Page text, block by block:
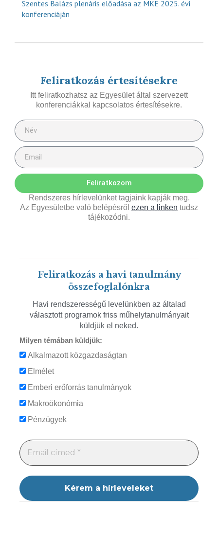
Szentes Balázs plenáris előadása az MKE 2025. évi
konferenciáján
Feliratkozás értesítésekre
Itt feliratkozhatsz az Egyesület által szervezett
konferenciákkal kapcsolatos értesítésekre.
Feliratkozom
Rendszeres hírlevelünket tagjaink kapják meg.
Az Egyesületbe való belépésről ezen a linken tudsz
tájékozódni.
Feliratkozás a havi tanulmány
összefoglalónkra
Havi rendszerességű levelünkben az általad
választott programok friss műhelytanulmányait
küldjük el neked.
Milyen témában küldjük:
Alkalmazott közgazdaságtan
Elmélet
Emberi erőforrás tanulmányok
Makroökonómia
Pénzügyek